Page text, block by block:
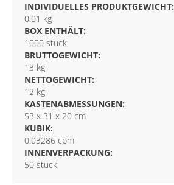
INDIVIDUELLES PRODUKTGEWICHT:
0.01 kg
BOX ENTHÄLT:
1000 stuck
BRUTTOGEWICHT:
13 kg
NETTOGEWICHT:
12 kg
KASTENABMESSUNGEN:
53 x 31 x 20 cm
KUBIK:
0.03286 cbm
INNENVERPACKUNG:
50 stuck